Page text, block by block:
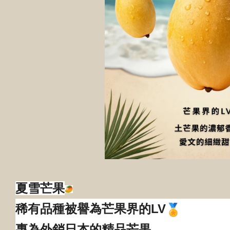
夏雪芒果
稀有品種被譽為芒果界的LV